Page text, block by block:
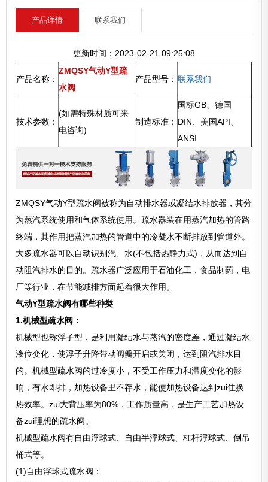
产品详情 联系我们
更新时间：2023-02-21 09:25:08
产品名称：
ZMQSY气动Y型疏
水阀
产品型号： 联系我们
技术参数：
(如需特殊材质可来
电咨询)
制造标准：
国标GB、德国
DIN、美国API、
ANSI
ZMQSY气动Y型疏水阀被称为自动排水器或凝结水排放器，其分
为蒸汽系统使用和气体系统使用。疏水器装在用蒸汽加热的管路
终端，其作用把蒸汽加热的管道中的冷凝水不断排放到管道外。
大多疏水器可以自动识别汽、水(不包括热静力式)，从而达到自
动阻汽排水的目的。疏水器广泛应用于石油化工，食品制药，电
厂等行业，在节能减排方面起着很大作用。
气动Y型疏水阀有哪些种类
1.机械型疏水阀：
机械型也称浮子型，是利用凝结水与蒸汽的密度差，通过凝结水
液位变化，使浮子升降带动阀瓣开启或关闭，达到阻汽排水目
的。机械型疏水阀的过冷度小，不受工作压力和温度变化的影
响，有水即排，加热设备里不存水，能使加热设备达到zui佳换
热效率。zui大背压率为80%，工作质量高，是生产工艺加热设
备zui理想的疏水阀。
机械型疏水阀有自由浮球式、自由半浮球式、杠杆浮球式、倒吊
桶式等。
(1)自由浮球式疏水阀：